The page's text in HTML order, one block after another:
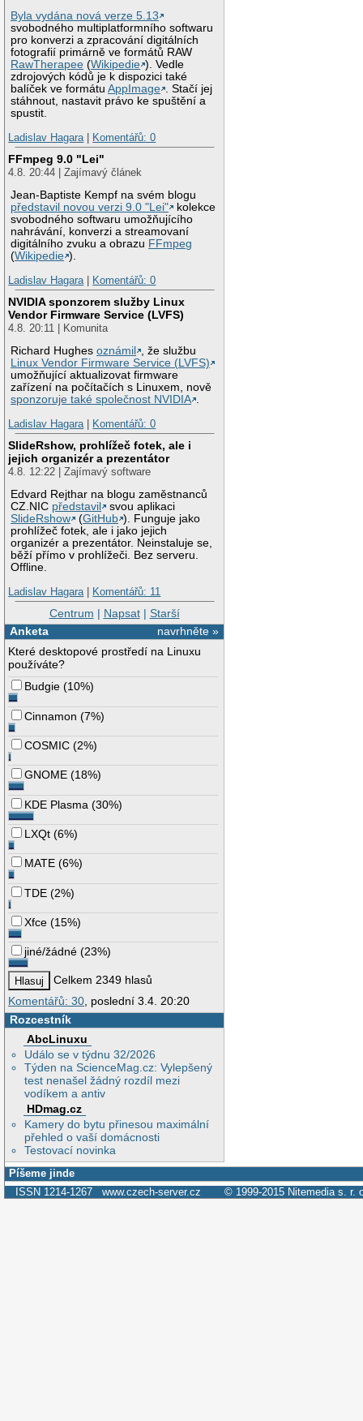
Byla vydána nová verze 5.13
svobodného multiplatformního softwaru
pro konverzi a zpracování digitálních
fotografií primárně ve formátů RAW
RawTherapee (Wikipedie ). Vedle
zdrojových kódů je k dispozici také
balíček ve formátuAppImage . Stačí jej
stáhnout, nastavit právo ke spuštění a
spustit.
Ladislav Hagara| Komentářů: 0
FFmpeg 9.0 "Lei"
4.8. 20:44 | Zajímavý článek
Jean-Baptiste Kempf na svém blogu
představil novou verzi 9.0 "Lei"
kolekce
svobodného softwaru umožňujícího
nahrávání, konverzi a streamovaní
digitálního zvuku a obrazu FFmpeg
(Wikipedie ).
Ladislav Hagara| Komentářů: 0
NVIDIA sponzorem služby Linux
Vendor Firmware Service (LVFS)
4.8. 20:11 | Komunita
Richard Hughesoznámil
, že službu
Linux Vendor Firmware Service (LVFS)
umožňující aktualizovat firmware
zařízení na počítačích s Linuxem, nově
sponzoruje také společnost NVIDIA .
Ladislav Hagara| Komentářů: 0
SlideRshow, prohlížeč fotek, ale i
jejich organizér a prezentátor
4.8. 12:22 | Zajímavý software
Edvard Rejthar na blogu zaměstnanců
CZ.NIC představil
svou aplikaci
SlideRshow
(GitHub ). Funguje jako
prohlížeč fotek, ale i jako jejich
organizér a prezentátor. Neinstaluje se,
běží přímo v prohlížeči. Bez serveru.
Offline.
Ladislav Hagara| Komentářů: 11
Centrum | Napsat| Starší
navrhněte »
Anketa
Které desktopové prostředí na Linuxu
používáte?
Budgie (10%)
Cinnamon (7%)
COSMIC (2%)
GNOME (18%)
KDE Plasma (30%)
LXQt (6%)
MATE (6%)
TDE (2%)
Xfce (15%)
jiné/žádné (23%)
Celkem 2349 hlasů
Komentářů: 30 , poslední 3.4. 20:20
Rozcestník
AbcLinuxu
Událo se v týdnu 32/2026
Týden na ScienceMag.cz: Vylepšený
test nenašel žádný rozdíl mezi
vodíkem a antiv
HDmag.cz
Kamery do bytu přinesou maximální
přehled o vaší domácnosti
Testovací novinka
Píšeme jinde
ISSN 1214-1267 www.czech-server.cz © 1999-2015 Nitemedia s. r.